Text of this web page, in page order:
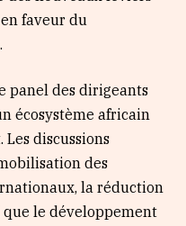
faveur du
panel des dirigeants
écosystème africain
discussions
des
la réduction
le développement